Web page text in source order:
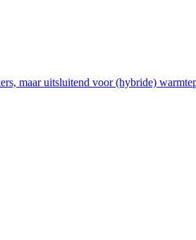
maar uitsluitend voor (hybride)